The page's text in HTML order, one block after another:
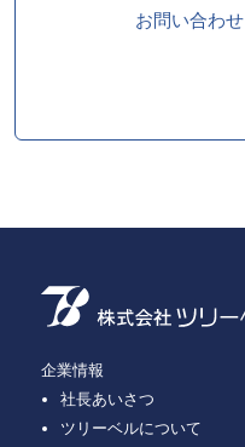
お問い合わせ
企業情報
社長あいさつ
ツリーベルについて